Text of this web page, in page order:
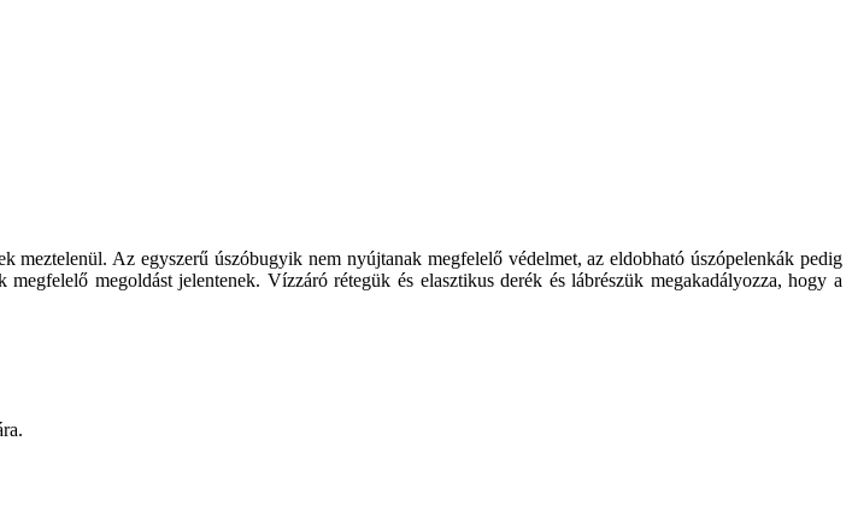
Az egyszerű úszóbugyik nem nyújtanak megfelelő védelmet, az eldobható úszópelenkák pedig
megoldást jelentenek. Vízzáró rétegük és elasztikus derék és lábrészük megakadályozza, hogy a